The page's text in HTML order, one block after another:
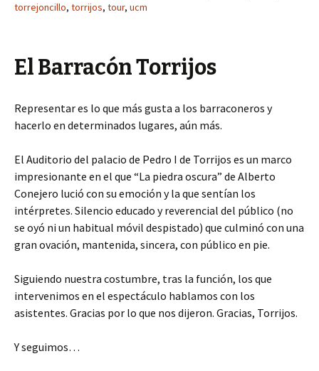
torrejoncillo, torrijos, tour, ucm
El Barracón Torrijos
Representar es lo que más gusta a los barraconeros y
hacerlo en determinados lugares, aún más.
El Auditorio del palacio de Pedro I de Torrijos es un marco
impresionante en el que “La piedra oscura” de Alberto
Conejero lució con su emoción y la que sentían los
intérpretes. Silencio educado y reverencial del público (no
se oyó ni un habitual móvil despistado) que culminó con una
gran ovación, mantenida, sincera, con público en pie.
Siguiendo nuestra costumbre, tras la función, los que
intervenimos en el espectáculo hablamos con los
asistentes. Gracias por lo que nos dijeron. Gracias, Torrijos.
Y seguimos…